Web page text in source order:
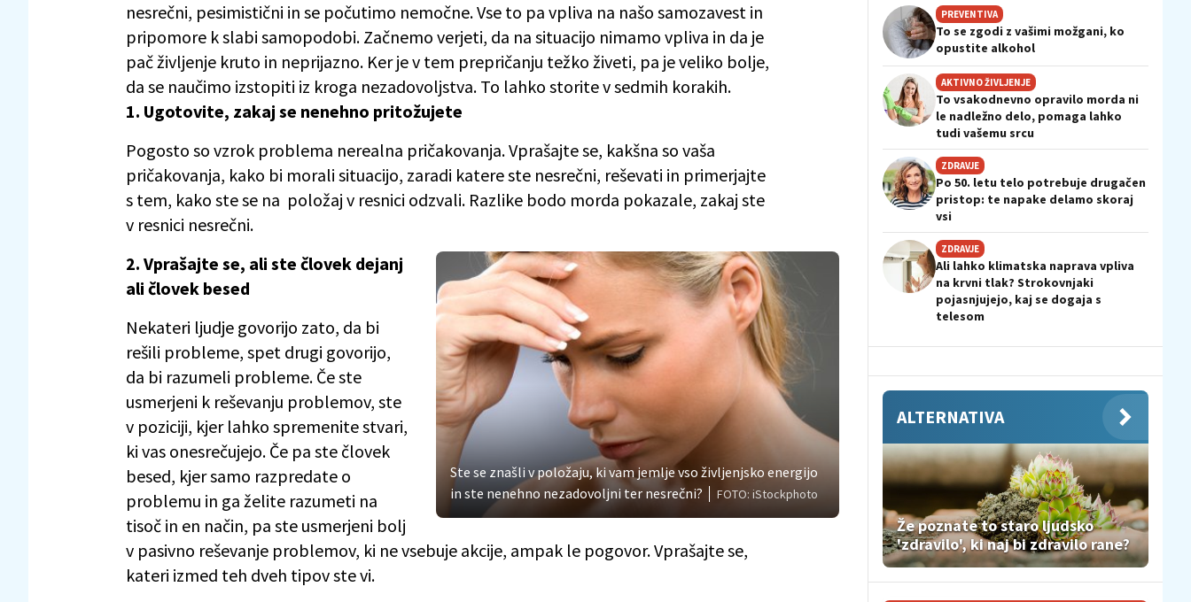
nesrečni, pesimistični in se počutimo nemočne. Vse to pa vpliva na našo samozavest in
pripomore k slabi samopodobi. Začnemo verjeti, da na situacijo nimamo vpliva in da je
pač življenje kruto in neprijazno. Ker je v tem prepričanju težko živeti, pa je veliko bolje,
da se naučimo izstopiti iz kroga nezadovoljstva. To lahko storite v sedmih korakih.
1. Ugotovite, zakaj se nenehno pritožujete
Pogosto so vzrok problema nerealna pričakovanja. Vprašajte se, kakšna so vaša
pričakovanja, kako bi morali situacijo, zaradi katere ste nesrečni, reševati in primerjajte
s tem, kako ste se na položaj v resnici odzvali. Razlike bodo morda pokazale, zakaj ste
v resnici nesrečni.
Ste se znašli v položaju, ki vam jemlje vso življenjsko energijo
in ste nenehno nezadovoljni ter nesrečni?
FOTO: iStockphoto
2. Vprašajte se, ali ste človek dejanj
ali človek besed
Nekateri ljudje govorijo zato, da bi
rešili probleme, spet drugi govorijo,
da bi razumeli probleme. Če ste
usmerjeni k reševanju problemov, ste
v poziciji, kjer lahko spremenite stvari,
ki vas onesrečujejo. Če pa ste človek
besed, kjer samo razpredate o
problemu in ga želite razumeti na
tisoč in en način, pa ste usmerjeni bolj
v pasivno reševanje problemov, ki ne vsebuje akcije, ampak le pogovor. Vprašajte se,
kateri izmed teh dveh tipov ste vi.
PREVENTIVA
To se zgodi z vašimi možgani, ko
opustite alkohol
AKTIVNO ŽIVLJENJE
To vsakodnevno opravilo morda ni
le nadležno delo, pomaga lahko
tudi vašemu srcu
ZDRAVJE
Po 50. letu telo potrebuje drugačen
pristop: te napake delamo skoraj
vsi
ZDRAVJE
Ali lahko klimatska naprava vpliva
na krvni tlak? Strokovnjaki
pojasnjujejo, kaj se dogaja s
telesom
ALTERNATIVA
Že poznate to staro ljudsko
'zdravilo', ki naj bi zdravilo rane?